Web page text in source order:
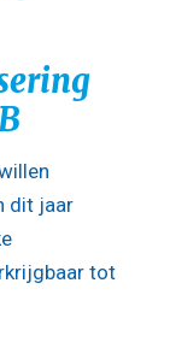
dit jaar
tot